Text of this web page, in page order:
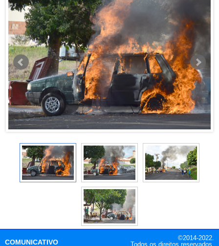
COMUNICATIVO
©2014-2022.
Todos os direitos reservados.